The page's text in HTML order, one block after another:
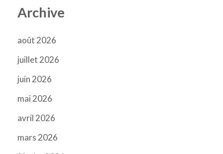
Archive
août 2026
juillet 2026
juin 2026
mai 2026
avril 2026
mars 2026